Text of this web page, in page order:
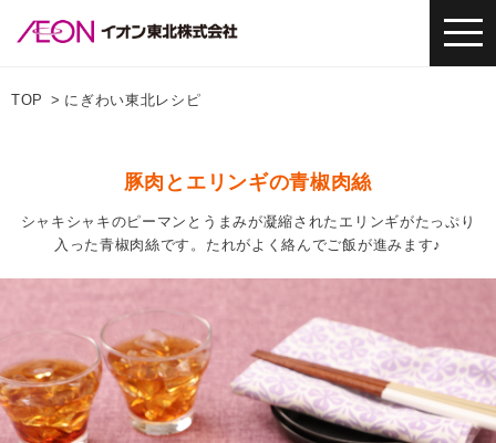
TOP にぎわい東北レシピ
豚肉とエリンギの青椒肉絲
シャキシャキのピーマンとうまみが凝縮されたエリンギがたっぷり
入った青椒肉絲です。たれがよく絡んでご飯が進みます♪